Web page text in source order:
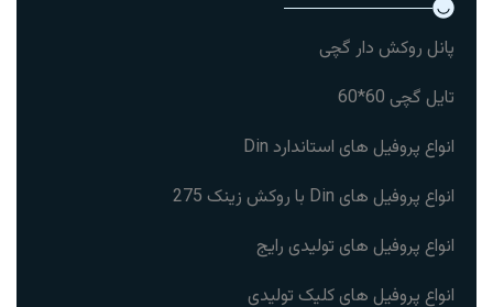
پانل روکش دار گچی
تایل گچی 60*60
انواع پروفیل های استاندارد Din
انواع پروفیل های Din با روکش زینک 275
انواع پروفیل های تولیدی رایج
انواع پروفیل های کلیک تولیدی